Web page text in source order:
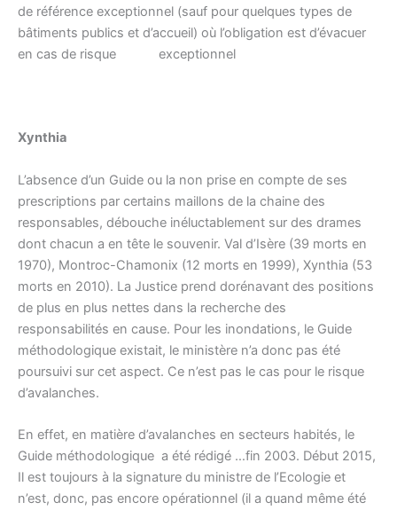
de référence exceptionnel (sauf pour quelques types de
bâtiments publics et d’accueil) où l’obligation est d’évacuer
en cas de risque exceptionnel
Xynthia
L’absence d’un Guide ou la non prise en compte de ses
prescriptions par certains maillons de la chaine des
responsables, débouche inéluctablement sur des drames
dont chacun a en tête le souvenir. Val d’Isère (39 morts en
1970), Montroc-Chamonix (12 morts en 1999), Xynthia (53
morts en 2010). La Justice prend dorénavant des positions
de plus en plus nettes dans la recherche des
responsabilités en cause. Pour les inondations, le Guide
méthodologique existait, le ministère n’a donc pas été
poursuivi sur cet aspect. Ce n’est pas le cas pour le risque
d’avalanches.
En effet, en matière d’avalanches en secteurs habités, le
Guide méthodologique a été rédigé …fin 2003. Début 2015,
Il est toujours à la signature du ministre de l’Ecologie et
n’est, donc, pas encore opérationnel (il a quand même été